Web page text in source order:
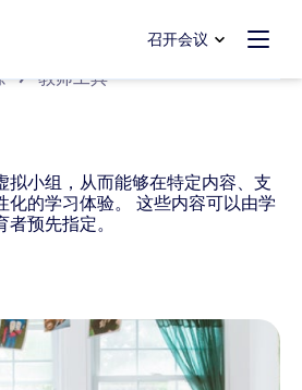
召开会议
教师工具
拟小组，从而能够在特定内容、支
化的学习体验。 这些内容可以由学
预先指定。